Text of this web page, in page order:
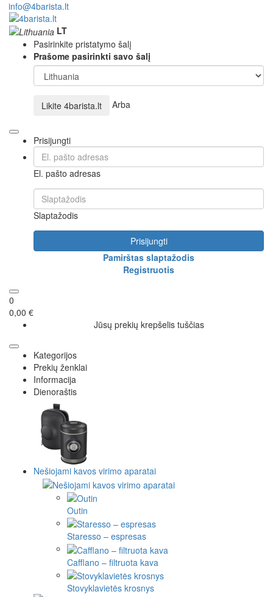
info@4barista.lt
LT
Pasirinkite pristatymo šalį
Prašome pasirinkti savo šalį
Likite 4barista.lt Arba
Prisijungti
El. pašto adresas
Slaptažodis
Prisijungti
Pamirštas slaptažodis
Registruotis
0
0,00 €
Jūsų prekių krepšelis tuščias
Kategorijos
Prekių ženklai
Informacija
Dienoraštis
Nešiojami kavos virimo aparatai
Outin
Staresso – espresas
Cafflano – filtruota kava
Stovyklavietės krosnys